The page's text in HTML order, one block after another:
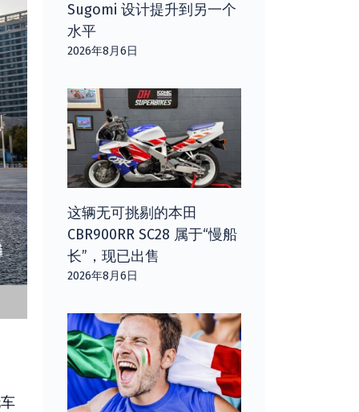
Sugomi 设计提升到另一个
水平
2026年8月6日
这辆无可挑剔的本田
CBR900RR SC28 属于“慢船
长”，现已出售
2026年8月6日